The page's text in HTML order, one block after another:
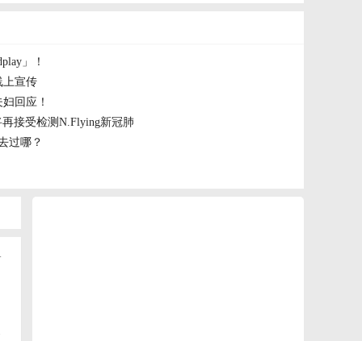
」！
上宣传
回应！
接受检测N.Flying新冠肺
过哪？